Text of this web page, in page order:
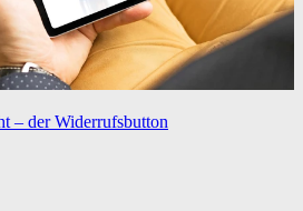
– der Widerrufsbutton